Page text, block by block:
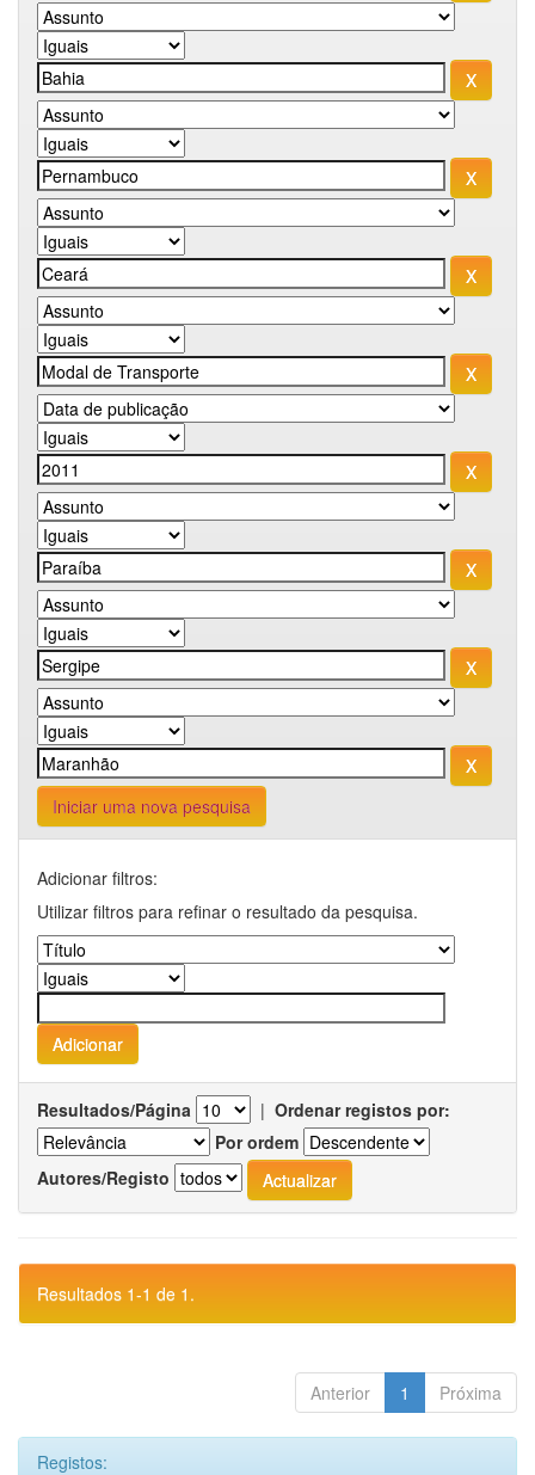
Iniciar uma nova pesquisa
Adicionar filtros:
Utilizar filtros para refinar o resultado da pesquisa.
Resultados/Página | Ordenar registos por:
Por ordem
Autores/Registo
Resultados 1-1 de 1.
Anterior 1 Próxima
Registos: